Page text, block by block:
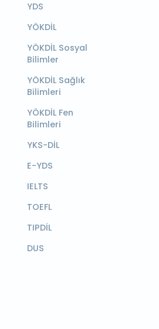
YDS
YÖKDİL
YÖKDİL Sosyal
Bilimler
YÖKDİL Sağlık
Bilimleri
YÖKDİL Fen
Bilimleri
YKS-DİL
E-YDS
IELTS
TOEFL
TIPDİL
DUS